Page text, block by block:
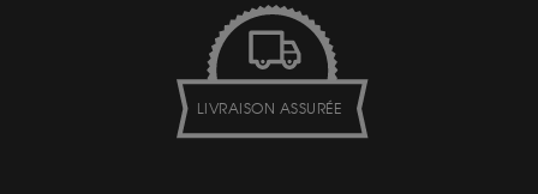
LIVRAISON ASSURÉE